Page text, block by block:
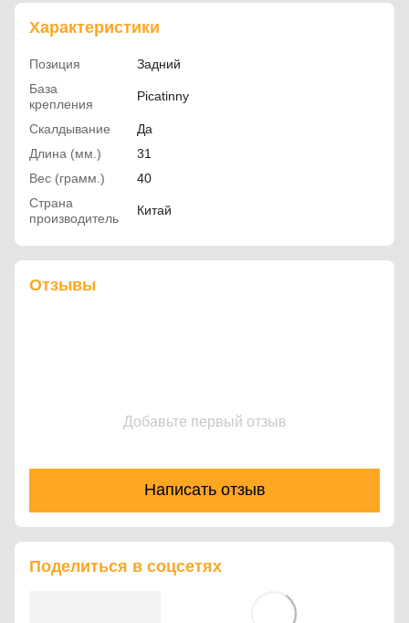
Характеристики
Позиция
Задний
База
крепления
Picatinny
Скалдывание
Да
Длина (мм.)
31
Вес (грамм.)
40
Страна
производитель
Китай
Отзывы
Добавьте первый отзыв
Написать отзыв
Поделиться в соцсетях